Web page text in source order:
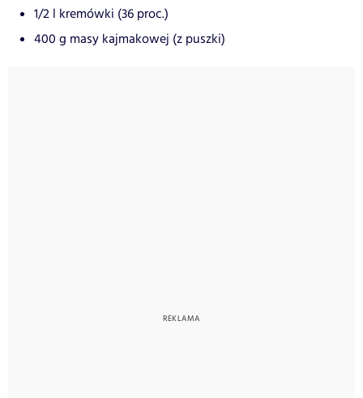
1/2 l kremówki (36 proc.)
400 g masy kajmakowej (z puszki)